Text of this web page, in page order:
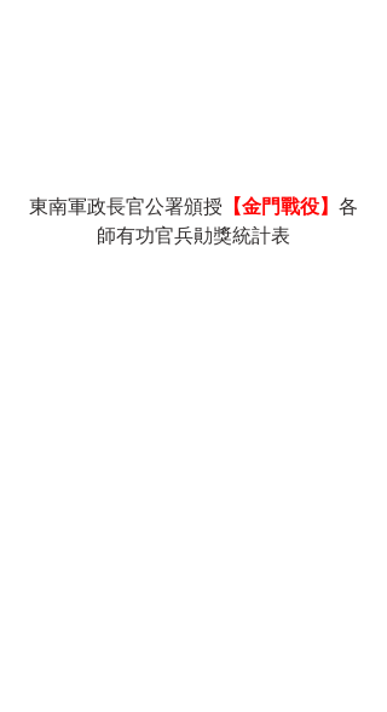
東南軍政長官公署頒授 【金門戰役】 各
師有功官兵勛獎統計表